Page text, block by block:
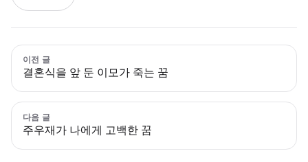
이전 글
결혼식을 앞 둔 이모가 죽는 꿈
다음 글
주우재가 나에게 고백한 꿈